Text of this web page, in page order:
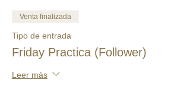
Venta finalizada
Tipo de entrada
Friday Practica (Follower)
Leer más